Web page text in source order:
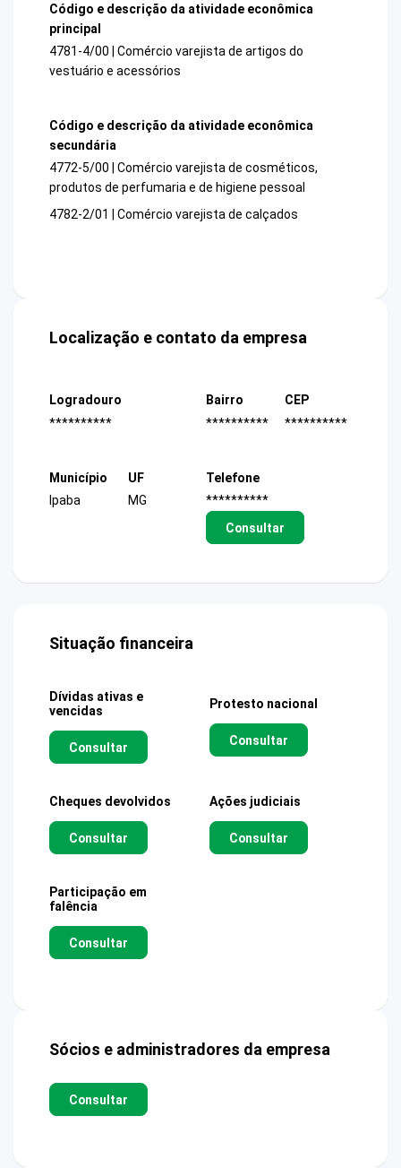
Código e descrição da atividade econômica
principal
4781-4/00 | Comércio varejista de artigos do
vestuário e acessórios
Código e descrição da atividade econômica
secundária
4772-5/00 | Comércio varejista de cosméticos,
produtos de perfumaria e de higiene pessoal
4782-2/01 | Comércio varejista de calçados
Localização e contato da empresa
Logradouro
**********
Bairro
**********
CEP
**********
Município
Ipaba
UF
MG
Telefone
**********
Consultar
Situação financeira
Dívidas ativas e
vencidas
Consultar
Protesto nacional
Consultar
Cheques devolvidos
Consultar
Ações judiciais
Consultar
Participação em
falência
Consultar
Sócios e administradores da empresa
Consultar